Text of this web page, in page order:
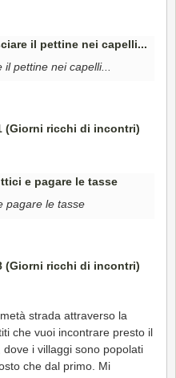
il pettine nei capelli...
pagare le tasse
strada attraverso la
che vuoi incontrare presto il
i villaggi sono popolati
che dal primo. Mi